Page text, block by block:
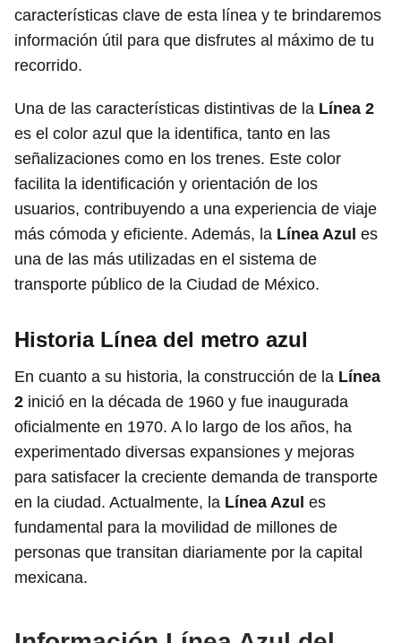
características clave de esta línea y te brindaremos
información útil para que disfrutes al máximo de tu
recorrido.
Una de las características distintivas de la Línea 2
es el color azul que la identifica, tanto en las
señalizaciones como en los trenes. Este color
facilita la identificación y orientación de los
usuarios, contribuyendo a una experiencia de viaje
más cómoda y eficiente. Además, la Línea Azul es
una de las más utilizadas en el sistema de
transporte público de la Ciudad de México.
Historia Línea del metro azul
En cuanto a su historia, la construcción de la Línea
2 inició en la década de 1960 y fue inaugurada
oficialmente en 1970. A lo largo de los años, ha
experimentado diversas expansiones y mejoras
para satisfacer la creciente demanda de transporte
en la ciudad. Actualmente, la Línea Azul es
fundamental para la movilidad de millones de
personas que transitan diariamente por la capital
mexicana.